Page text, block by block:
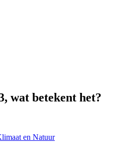
wat betekent het?
en Natuur